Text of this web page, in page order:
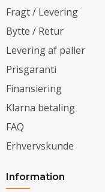
Fragt / Levering
Bytte / Retur
Levering af paller
Prisgaranti
Finansiering
Klarna betaling
FAQ
Erhvervskunde
Information